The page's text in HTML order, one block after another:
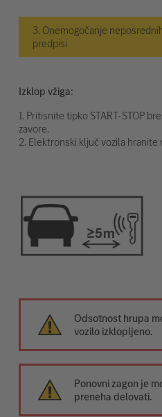
3. Onemogočanje
predpisi
Izklop vžiga:
1. Pritisnite tipko START-STOP
zavore.
2. Elektronski ključ vozila hranite
Odsotnost hrupa
vozilo izklopljeno.
Ponovni zagon je
preneha delovati.